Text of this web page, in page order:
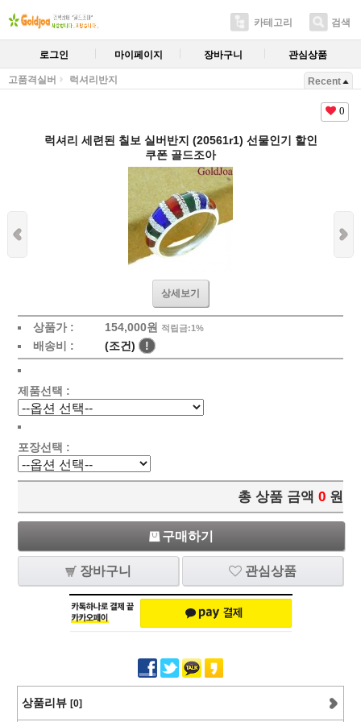
카테고리 검색
로그인 마이페이지 장바구니 관심상품
고품격실버 럭셔리반지 Recent
0
럭셔리 세련된 칠보 실버반지 (20561r1) 선물인기 할인
쿠폰 골드조아
상세보기
상품가 : 154,000원 적립금:1%
배송비 : (조건) !
제품선택 :
포장선택 :
총 상품 금액 0 원
구매하기
장바구니 관심상품
상품리뷰 [0]